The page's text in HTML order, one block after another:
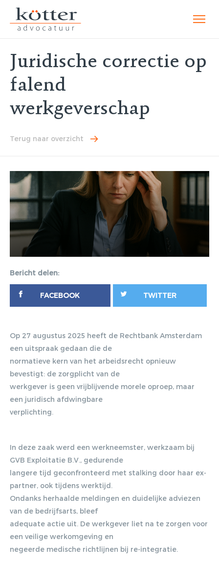
Juridische correctie op
falend
werkgeverschap
Terug naar overzicht
Bericht delen:
FACEBOOK TWITTER
Op 27 augustus 2025 heeft de Rechtbank Amsterdam
een uitspraak gedaan die de
normatieve kern van het arbeidsrecht opnieuw
bevestigt: de zorgplicht van de
werkgever is geen vrijblijvende morele oproep, maar
een juridisch afdwingbare
verplichting.
In deze zaak werd een werkneemster, werkzaam bij
GVB Exploitatie B.V., gedurende
langere tijd geconfronteerd met stalking door haar ex-
partner, ook tijdens werktijd.
Ondanks herhaalde meldingen en duidelijke adviezen
van de bedrijfsarts, bleef
adequate actie uit. De werkgever liet na te zorgen voor
een veilige werkomgeving en
negeerde medische richtlijnen bij re-integratie.